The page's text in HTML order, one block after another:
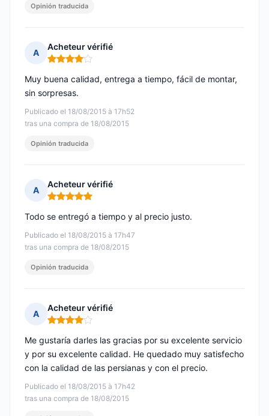
Opinión traducida
A
Acheteur vérifié
Nota: 4 de 5
Publicado el 18/08/2015 à 17h52
tras una compra de 18/08/2015
Muy buena calidad, entrega a tiempo, fácil de montar,
sin sorpresas.
Opinión traducida
A
Acheteur vérifié
Nota: 5 de 5
Publicado el 18/08/2015 à 17h47
tras una compra de 18/08/2015
Todo se entregó a tiempo y al precio justo.
Opinión traducida
A
Acheteur vérifié
Nota: 4 de 5
Publicado el 18/08/2015 à 17h42
tras una compra de 18/08/2015
Me gustaría darles las gracias por su excelente servicio
y por su excelente calidad. He quedado muy satisfecho
con la calidad de las persianas y con el precio.